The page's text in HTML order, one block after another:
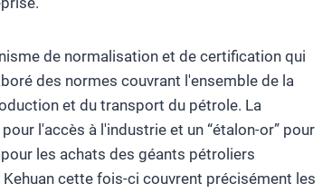
de normalisation et de certification qui
des normes couvrant l'ensemble de la
et du transport du pétrole. La
l'accès à l'industrie et un “étalon-or” pour
les achats des géants pétroliers
cette fois-ci couvrent précisément les